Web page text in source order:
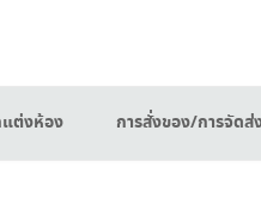
แต่งห้อง การสั่งของ/การจัดส่